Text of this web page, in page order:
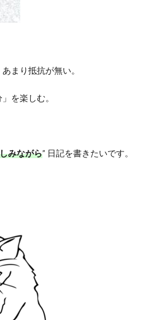
まり抵抗が無い。
を楽しむ。
みながら” 日記を書きたいです。